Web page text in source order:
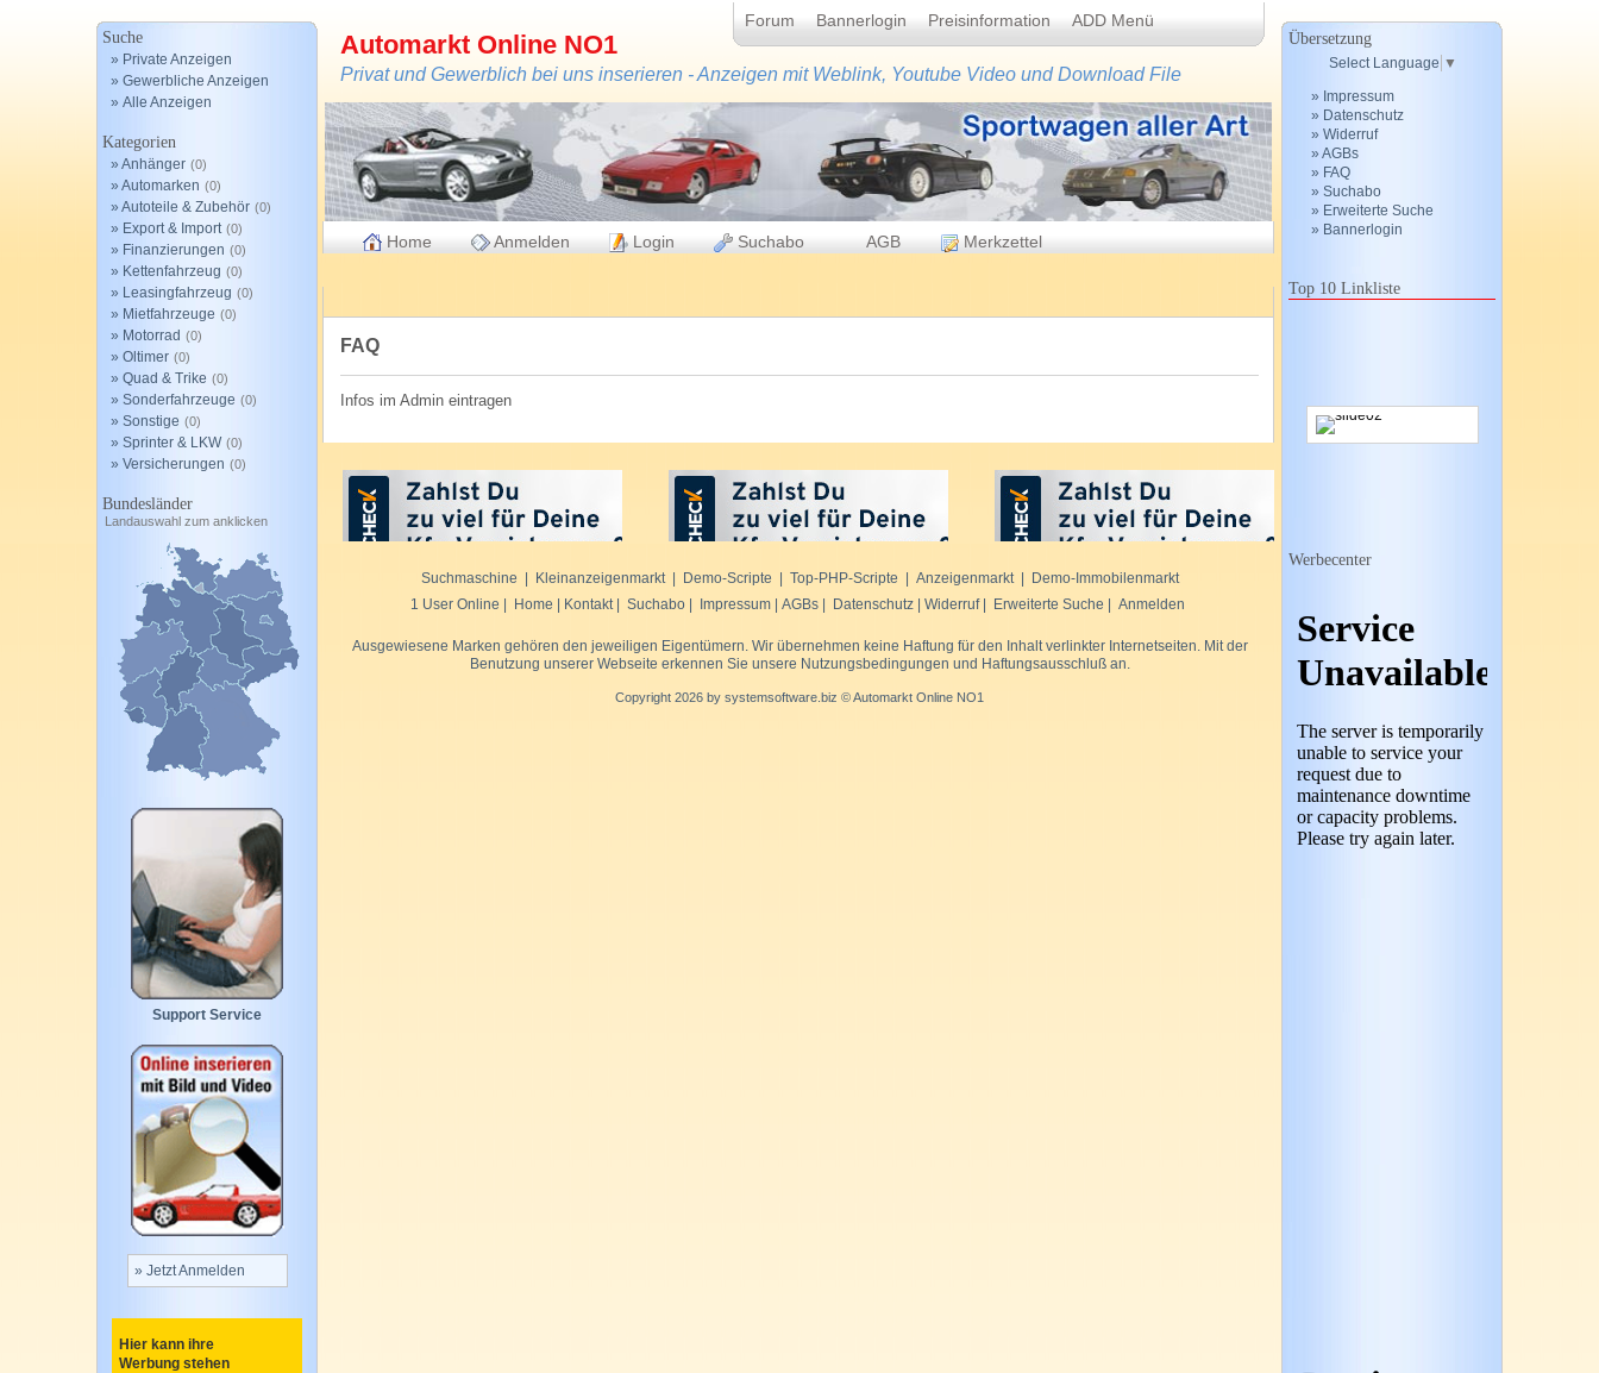
Suche
» Private Anzeigen
» Gewerbliche Anzeigen
» Alle Anzeigen
Kategorien
» Anhänger (0)
» Automarken (0)
» Autoteile & Zubehör (0)
» Export & Import (0)
» Finanzierungen (0)
» Kettenfahrzeug (0)
» Leasingfahrzeug (0)
» Mietfahrzeuge (0)
» Motorrad (0)
» Oltimer (0)
» Quad & Trike (0)
» Sonderfahrzeuge (0)
» Sonstige (0)
» Sprinter & LKW (0)
» Versicherungen (0)
Bundesländer
Landauswahl zum anklicken
Support Service
» Jetzt Anmelden
Forum Bannerlogin Preisinformation ADD Menü
Automarkt Online NO1
Privat und Gewerblich bei uns inserieren - Anzeigen mit Weblink, Youtube Video und Download File
Home Anmelden Login Suchabo AGB Merkzettel
FAQ
Infos im Admin eintragen
Suchmaschine Kleinanzeigenmarkt| Demo-Scripte Top-PHP-Scripte Anzeigenmarkt|
Demo-Immobilenmarkt
1 User Online |
Home Kontakt| Suchabo Impressum AGBs Datenschutz Widerruf| Erweiterte Suche Anmelden
Ausgewiesene Marken gehören den jeweiligen Eigentümern. Wir übernehmen keine Haftung für den Inhalt verlinkter Internetseiten. Mit der
Benutzung unserer Webseite erkennen Sie unsere Nutzungsbedingungen und Haftungsausschlußan.
Copyright 2026 by systemsoftware.biz © Automarkt Online NO1
Übersetzung
Select Language ▼
» Impressum
» Datenschutz
» Widerruf
» AGBs
» FAQ
» Suchabo
» Erweiterte Suche
» Bannerlogin
Top 10 Linkliste
Werbecenter